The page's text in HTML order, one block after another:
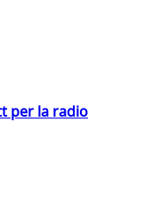
per la radio